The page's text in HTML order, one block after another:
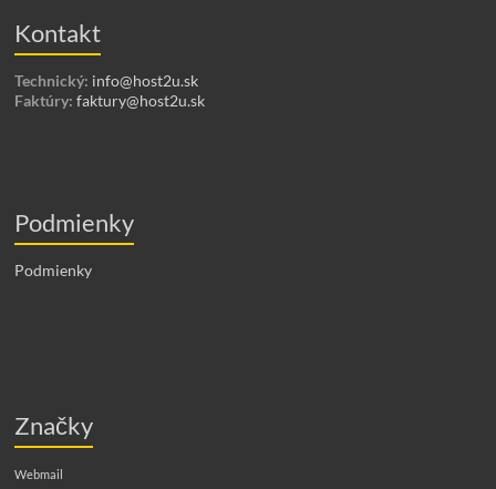
Kontakt
Technický: info@host2u.sk
Faktúry: faktury@host2u.sk
Podmienky
Podmienky
Značky
Webmail